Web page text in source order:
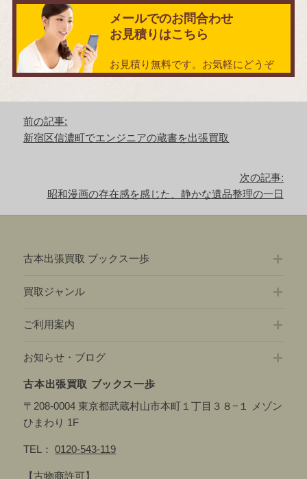
メールでのお問合わせ
お見積りはこちら
お見積り無料です。お気軽にどうぞ
前の記事:
前
新宿区信濃町でエンジニアの蔵書を出張買取
次の記事:
昭和漫画の存在感を感じた、静かな遺品整理の一日
古本出張買取 ブックス一歩
買取ジャンル
ご利用案内
お知らせ・ブログ
古本出張買取 ブックス一歩
〒208-0004 東京都武蔵村山市本町１丁目３８−１ メゾン
ひまわり 1F
TEL：0120-543-119
【古物商許可】